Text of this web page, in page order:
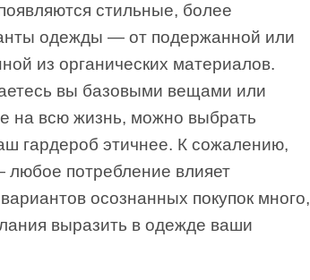
стильные, более
одежды — от подержанной или
из органических материалов.
вы базовыми вещами или
на всю жизнь, можно выбрать
гардероб этичнее. К сожалению,
потребление влияет
осознанных покупок много,
выразить в одежде ваши